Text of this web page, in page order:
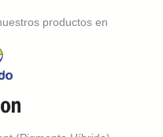
productos en